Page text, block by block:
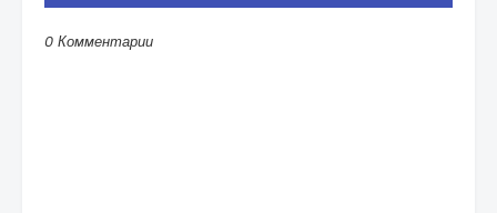
0 Комментарии